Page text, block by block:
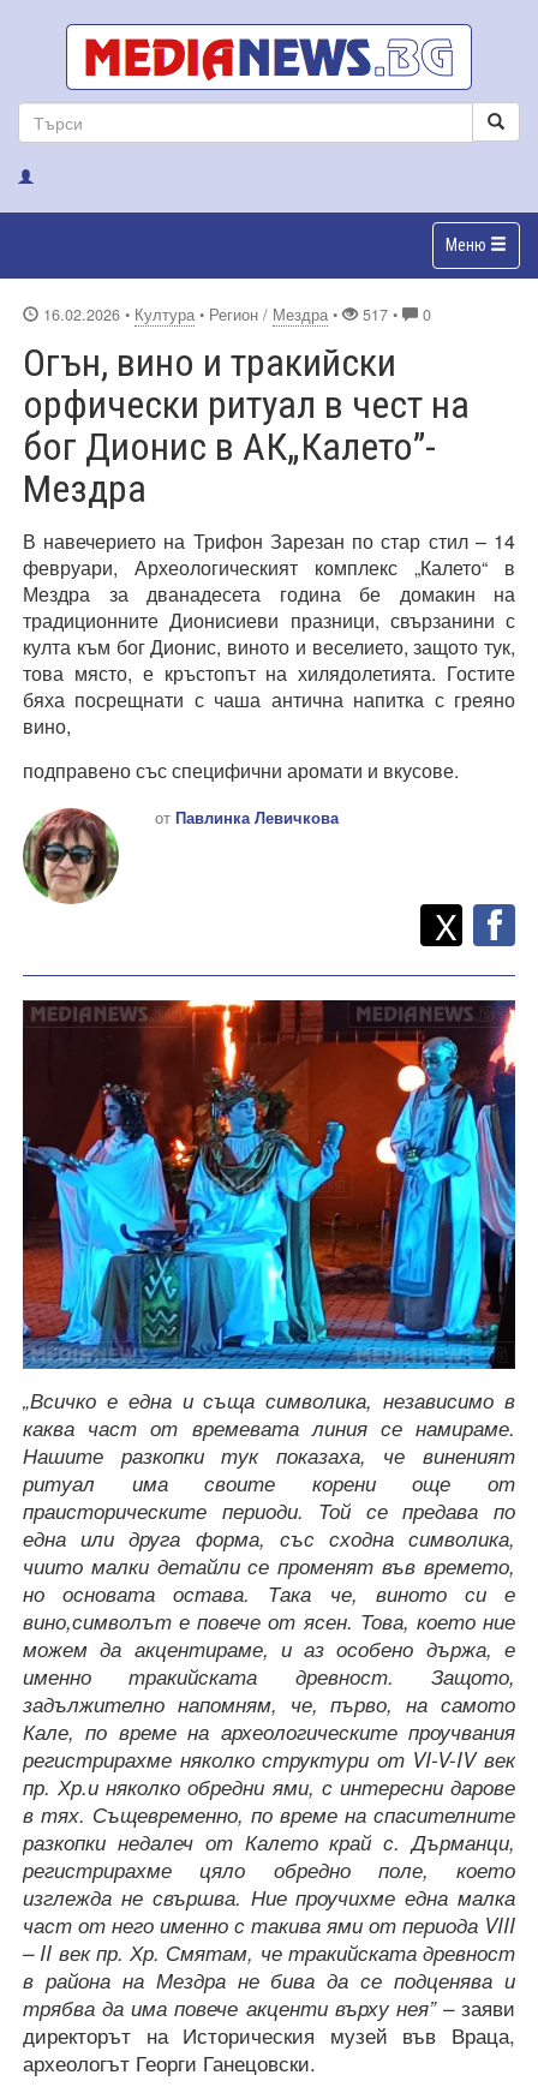
Меню
16.02.2026 • Култура • Регион / Мездра • 517 • 0
Огън, вино и тракийски
орфически ритуал в чест на
бог Дионис в АК„Калето”-
Мездра
В навечерието на Трифон Зарезан по стар стил – 14
февруари, Археологическият комплекс „Калето“ в
Мездра за дванадесета година бе домакин на
традиционните Дионисиеви празници, свързанини с
култа към бог Дионис, виното и веселието, защото тук,
това място, е кръстопът на хилядолетията. Гостите
бяха посрещнати с чаша антична напитка с греяно
вино,
подправено със специфични аромати и вкусове.
от Павлинка Левичкова
Споделете
X
„Всичко е една и съща символика, независимо в
каква част от времевата линия се намираме.
Нашите разкопки тук показаха, че виненият
ритуал има своите корени още от
праисторическите периоди. Той се предава по
една или друга форма, със сходна символика,
чиито малки детайли се променят във времето,
но основата остава. Така че, виното си е
вино,символът е повече от ясен. Това, което ние
можем да акцентираме, и аз особено държа, е
именно тракийската древност. Защото,
задължително напомням, че, първо, на самото
Кале, по време на археологическите проучвания
регистрирахме няколко структури от VI-V-IVвек
пр. Хр.и няколко обредни ями, с интересни дарове
в тях. Същевременно, по време на спасителните
разкопки недалеч от Калето край с. Дърманци,
регистрирахме цяло обредно поле, което
изглежда не свършва. Ние проучихме една малка
част от него именно с такива ями от периода VIII
– II век пр. Хр. Смятам, че тракийската древност
в района на Мездра не бива да се подценява и
трябва да има повече акценти върху нея” – заяви
директорът на Историческия музей във Враца,
археологът Георги Ганецовски.